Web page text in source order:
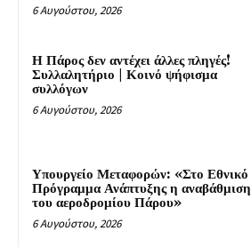
6 Αυγούστου, 2026
Η Πάρος δεν αντέχει άλλες πληγές!
Συλλαλητήριο | Κοινό ψήφισμα
συλλόγων
6 Αυγούστου, 2026
Υπουργείο Μεταφορών: «Στο Εθνικό
Πρόγραμμα Ανάπτυξης η αναβάθμιση
του αεροδρομίου Πάρου»
6 Αυγούστου, 2026